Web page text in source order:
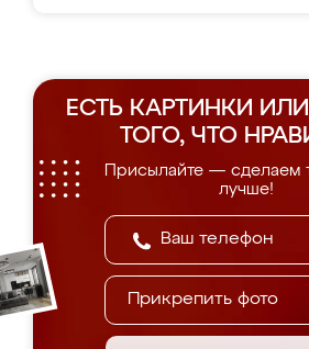
ЕСТЬ КАРТИНКИ
ТОГО, ЧТО
Присылайте — сделаем
лучше!
Прикрепить фото